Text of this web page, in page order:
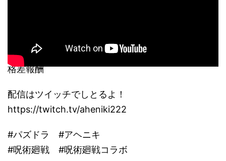
格差報酬
配信はツイッチでしとるよ！
https://twitch.tv/aheniki222
#パズドラ #アヘニキ
#呪術廻戦 #呪術廻戦コラボ